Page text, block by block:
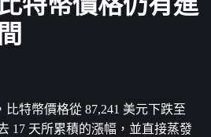
比特幣價格從 87,241 美元下跌至
17 天所累積的漲幅，並直接蒸發